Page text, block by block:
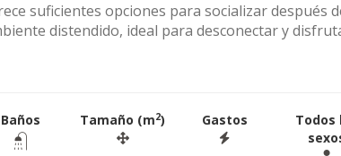
suficientes opciones para socializar después
distendido, ideal para desconectar y
Baños Tamaño (m2) Gastos
Todos